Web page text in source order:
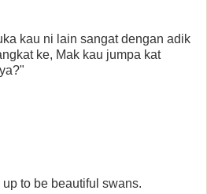
kau ni lain sangat dengan adik
ke, Mak kau jumpa kat
to be beautiful swans.